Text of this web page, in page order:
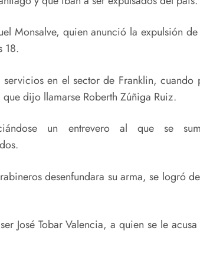
Monsalve, quien anunció la expulsión
18.
en el sector de Franklin,
dijo llamarse Roberth Zúñiga Ruiz.
un entrevero al que se
desenfundara su arma, se logró
José Tobar Valencia, a quien se le